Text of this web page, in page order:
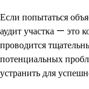
Если попытаться
аудит участка — это
проводится
потенциальных
устранить для